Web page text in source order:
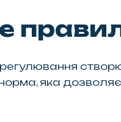
норма, яка